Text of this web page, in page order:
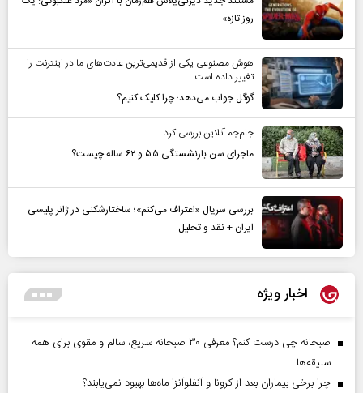
روز تازه»
هوش مصنوعی یکی از قدیمی‌ترین عادت‌های ما در اینترنت را
تغییر داده است
گوگل جواب می‌دهد؛ چرا کلیک کنیم؟
جام‌جم آنلاین بررسی کرد
ماجرای سن بازنشستگی ۵۵ و ۶۲ ساله چیست؟
بررسی سریال «اعتراف می‌کنم»؛ ساختارشکنی در ژانر پلیسی
ایران + نقد و تحلیل
اخبار ویژه
صبحانه چی درست کنم؟ معرفی ۳۰ صبحانه سریع، سالم و مقوی برای همه
سلیقه‌ها
چرا برخی بیماران بعد از کرونا و آنفلوآنزا ماه‌ها بهبود نمی‌یابند؟